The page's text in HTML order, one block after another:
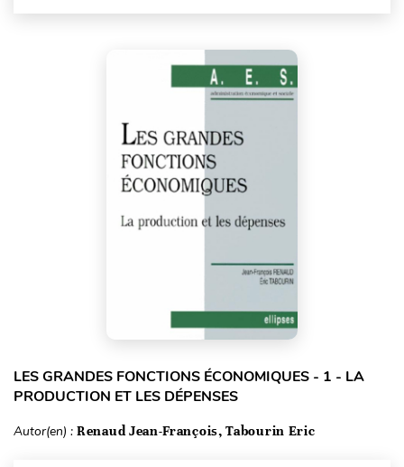
LES GRANDES FONCTIONS ÉCONOMIQUES - 1 - LA
PRODUCTION ET LES DÉPENSES
Autor(en) : Renaud Jean-François, Tabourin Eric